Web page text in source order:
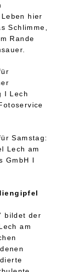
hier
Schlimme,
Rande
I Lech
Samstag:
Lech am
GmbH I
bildet der
am